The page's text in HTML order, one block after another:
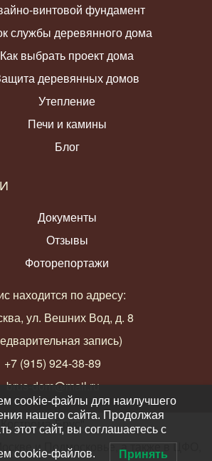
винтовой фундамент
службы деревянного дома
Как выбрать проект дома
деревянных домов
Утепление
Печи и камины
Блог
Документы
Отзывы
Фоторепортажи
находится по адресу:
ул. Вешних Вод, д. 8
запись)
+7 (915) 924-38-89
brus-dom@mail.ru
Брус"
и Подмосковье, а также в ЦФО,
cookie-файлы для наилучшего
нашего сайта. Продолжая
этот сайт, вы соглашаетесь с
cookie-файлов. Принять